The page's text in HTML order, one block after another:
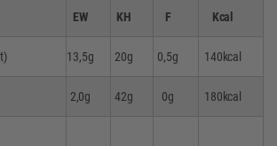
EW KH F Kcal
13,5g 20g 0,5g 140kcal
2,0g 42g 0g 180kcal